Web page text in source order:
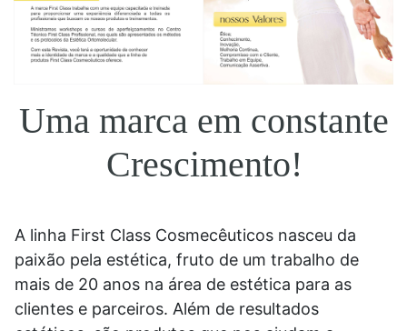
Uma marca em constante
Crescimento!
A linha First Class Cosmecêuticos nasceu da
paixão pela estética, fruto de um trabalho de
mais de 20 anos na área de estética para as
clientes e parceiros. Além de resultados